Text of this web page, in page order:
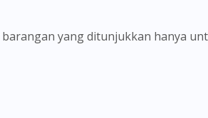
perubatan dan bukan bertujuan